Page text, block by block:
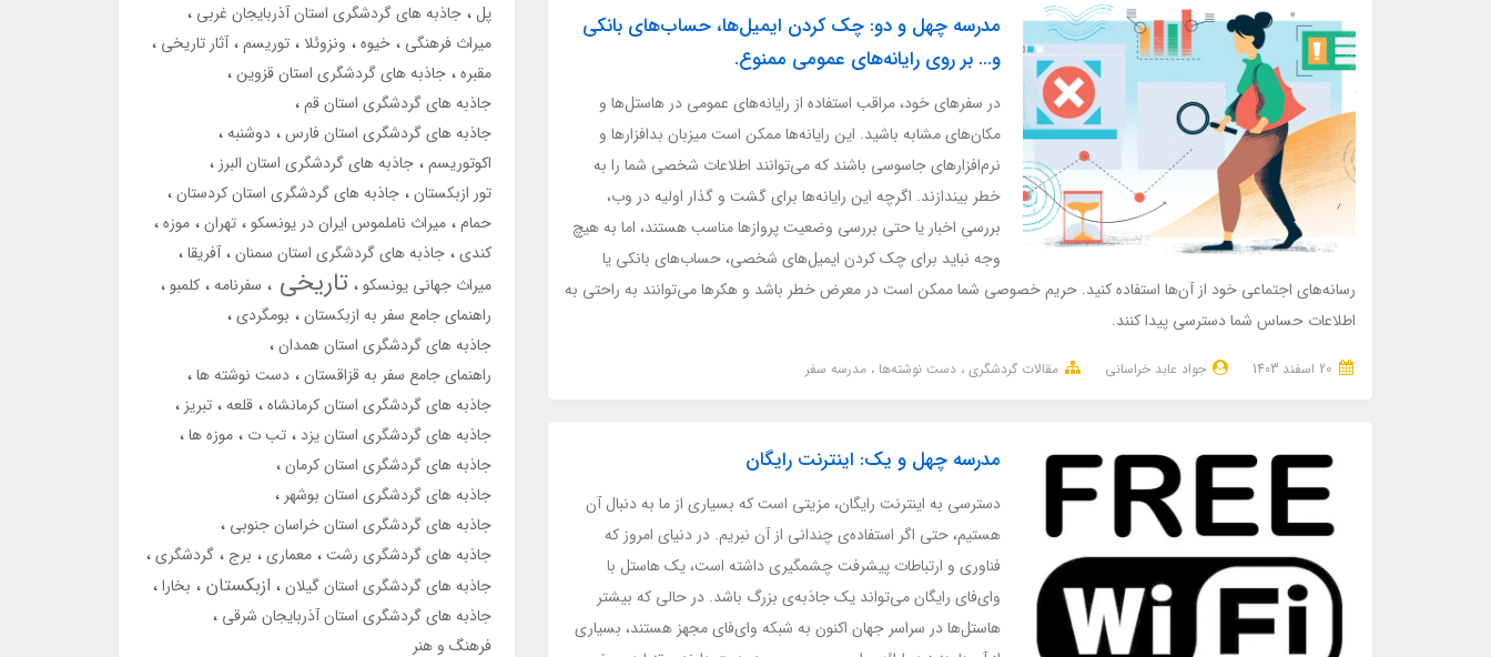
مدرسه چهل و دو: چک کردن ایمیل‌ها، حساب‌های بانکی
و... بر روی رایانه‌های عمومی ممنوع.
در سفرهای خود، مراقب استفاده از رایانه‌های عمومی در هاستل‌ها و
مکان‌های مشابه باشید. این رایانه‌ها ممکن است میزبان بدافزارها و
نرم‌افزارهای جاسوسی باشند که می‌توانند اطلاعات شخصی شما را به
خطر بیندازند. اگرچه این رایانه‌ها برای گشت و گذار اولیه در وب،
بررسی اخبار یا حتی بررسی وضعیت پروازها مناسب هستند، اما به هیچ
وجه نباید برای چک کردن ایمیل‌های شخصی، حساب‌های بانکی یا
رسانه‌های اجتماعی خود از آن‌ها استفاده کنید. حریم خصوصی شما ممکن است در معرض خطر باشد و هکرها می‌توانند به راحتی به
اطلاعات حساس شما دسترسی پیدا کنند.
جواد عابد خراسانی مقالات گردشگری دست نوشته‌ها مدرسه سفر
مدرسه چهل و یک: اینترنت رایگان
دسترسی به اینترنت رایگان، مزیتی است که بسیاری از ما به دنبال آن
هستیم، حتی اگر استفاده‌ی چندانی از آن نبریم. در دنیای امروز که
فناوری و ارتباطات پیشرفت چشمگیری داشته است، یک هاستل با
وای‌فای رایگان می‌تواند یک جاذبه‌ی بزرگ باشد. در حالی که بیشتر
هاستل‌ها در سراسر جهان اکنون به شبکه وای‌فای مجهز هستند، بسیاری
پل جاذبه های گردشگری استان آذربایجان غربی
میراث فرهنگی خیوه ونزوئلا توریسم آثار تاریخی
مقبره جاذبه های گردشگری استان قزوین
جاذبه های گردشگری استان قم
جاذبه های گردشگری استان فارس دوشنبه
اکوتوریسم جاذبه های گردشگری استان البرز
تور ازبکستان جاذبه های گردشگری استان کردستان
حمام میراث ناملموس ایران در یونسکو تهران موزه
کندی جاذبه های گردشگری استان سمنان آفریقا
میراث جهانی یونسکو تاریخی سفرنامه کلمبو
راهنمای جامع سفر به ازبکستان بومگردی
جاذبه های گردشگری استان همدان
راهنمای جامع سفر به قزاقستان دست نوشته ها
جاذبه های گردشگری استان کرمانشاه قلعه تبریز
جاذبه های گردشگری استان یزد تب ت موزه ها
جاذبه های گردشگری استان کرمان
جاذبه های گردشگری استان بوشهر
جاذبه های گردشگری استان خراسان جنوبی
جاذبه های گردشگری رشت معماری برج گردشگری
جاذبه های گردشگری استان گیلان ازبکستان بخارا
جاذبه های گردشگری استان آذربایجان شرقی
فرهنگ و هنر